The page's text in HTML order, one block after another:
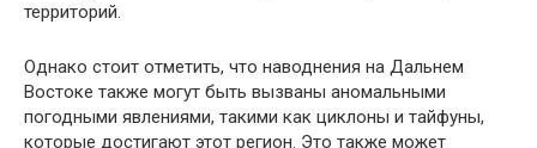
территорий.
Однако стоит отметить, что наводнения на Дальнем
Востоке также могут быть вызваны аномальными
погодными явлениями, такими как циклоны и тайфуны,
которые достигают этот регион. Это также может